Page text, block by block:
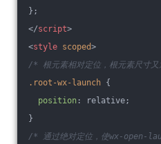
};
</script>
<style scoped>
/* 根元素相对定位，根元素尺寸
.root-wx-launch {
position : relative;
}
/* 通过绝对定位，使wx-open-